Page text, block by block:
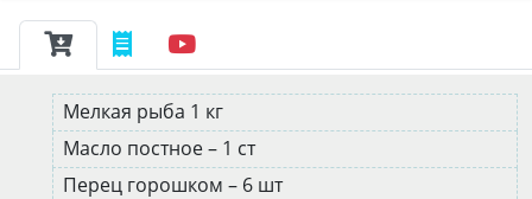
Мелкая рыба 1 кг
Масло постное – 1 ст
Перец горошком – 6 шт